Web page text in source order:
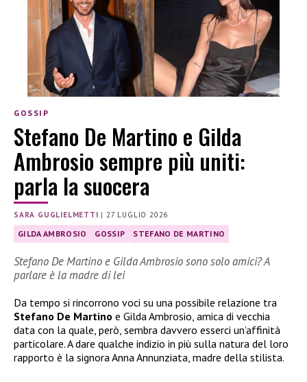
GOSSIP
Stefano De Martino e Gilda
Ambrosio sempre più uniti:
parla la suocera
SARA GUGLIELMETTI |27 LUGLIO 2026
GILDA AMBROSIO GOSSIP STEFANO DE MARTINO
Stefano De Martino e Gilda Ambrosio sono solo amici? A
parlare è la madre di lei
Da tempo si rincorrono voci su una possibile relazione tra
Stefano De Martino e Gilda Ambrosio, amica di vecchia
data con la quale, però, sembra davvero esserci un’affinità
particolare. A dare qualche indizio in più sulla natura del loro
rapporto è la signora Anna Annunziata, madre della stilista.